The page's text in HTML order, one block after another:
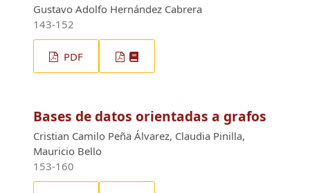
Gustavo Adolfo Hernández Cabrera
143-152
PDF
Bases de datos orientadas a grafos
Cristian Camilo Peña Álvarez, Claudia Pinilla,
Mauricio Bello
153-160